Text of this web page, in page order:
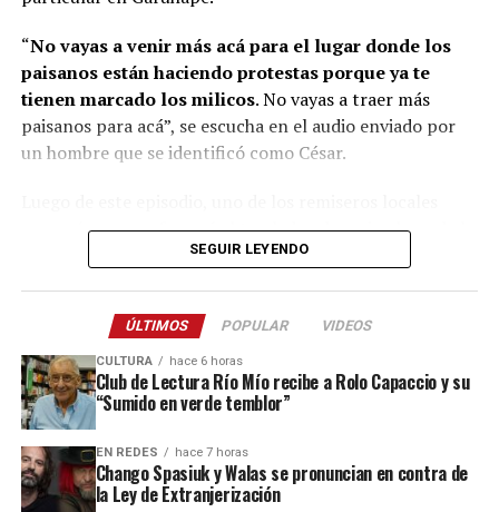
caciques de otras comunidades mbya guaraní y un
intérprete.
“No vayas a venir más acá para el lugar donde los
paisanos están haciendo protestas porque ya te
tienen marcado los milicos. No vayas a traer más
paisanos para acá”, se escucha en el audio enviado por
un hombre que se identificó como César.
aseguró que no ofrecerá el traslado a los miembros de la
comunidad por temor a represalias. “Yo no voy a llevar
y menos con la autoridad”, manifestó un chofer de la
zona consultado porLa Voz de Misiones.
SEGUIR LEYENDO
ÚLTIMOS POPULAR VIDEOS
CULTURA hace 6 horas
Club de Lectura Río Mío recibe a Rolo Capaccio y su
“Sumido en verde temblor”
EN REDES hace 7 horas
Chango Spasiuk y Walas se pronuncian en contra de
la Ley de Extranjerización